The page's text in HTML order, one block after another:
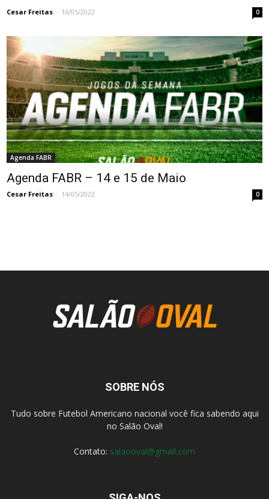
Cesar Freitas - 16/05/2022 0
Agenda FABR
Agenda FABR – 14 e 15 de Maio
Cesar Freitas - 14/05/2022 0
SOBRE NÓS
Tudo sobre Futebol Americano nacional você fica sabendo aqui
no Salão Oval!
Contato: salaooval@gmail.com